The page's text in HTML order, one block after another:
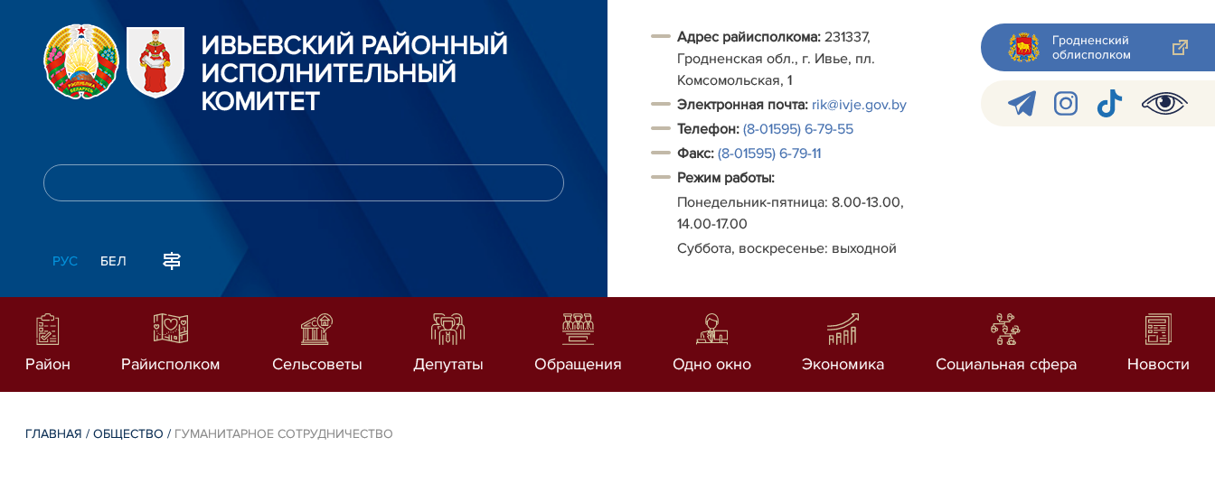
ИВЬЕВСКИЙ РАЙОННЫЙ
ИСПОЛНИТЕЛЬНЫЙ
КОМИТЕТ
РУС БЕЛ
Адрес райисполкома: 231337,
Гродненская обл., г. Ивье, пл.
Комсомольская, 1
Электронная почта: rik@ivje.gov.by
Телефон: (8-01595) 6-79-55
Факс: (8-01595) 6-79-11
Режим работы:
Понедельник-пятница: 8.00-13.00,
14.00-17.00
Суббота, воскресенье: выходной
Гродненский
облисполком
Район Райисполком Сельсоветы Депутаты Обращения Одно окно Экономика Социальная сфера Новости
ГЛАВНАЯ /ОБЩЕСТВО / ГУМАНИТАРНОЕ СОТРУДНИЧЕСТВО